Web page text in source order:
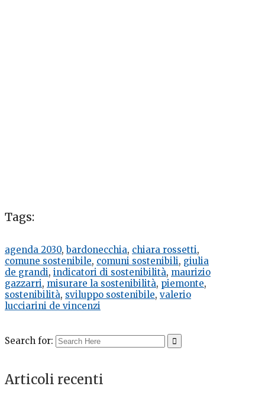
Tags:
agenda 2030, bardonecchia, chiara rossetti,
comune sostenibile, comuni sostenibili, giulia
de grandi, indicatori di sostenibilità, maurizio
gazzarri, misurare la sostenibilità, piemonte,
sostenibilità, sviluppo sostenibile, valerio
lucciarini de vincenzi
Search for:
Articoli recenti